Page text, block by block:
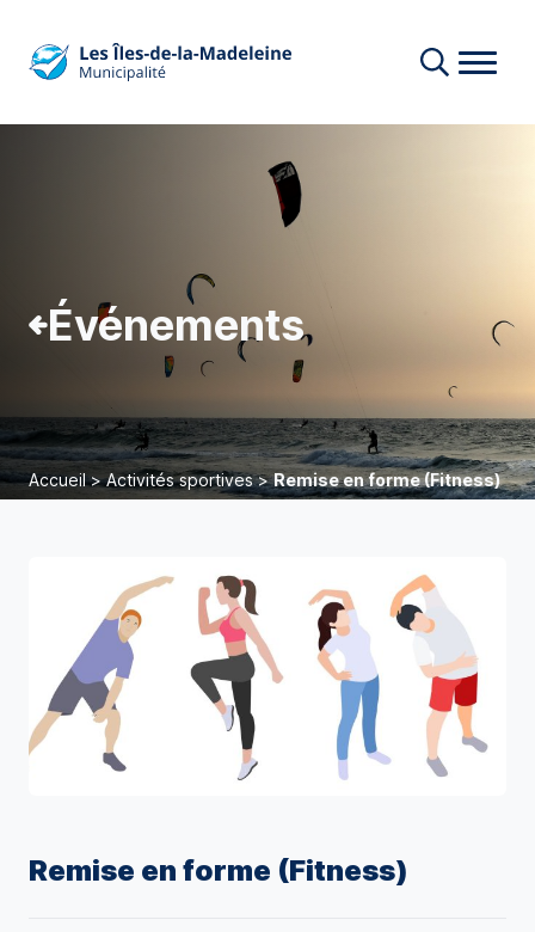
Événements
Accueil>Activités sportives>Remise en forme (Fitness)
Remise en forme (Fitness)